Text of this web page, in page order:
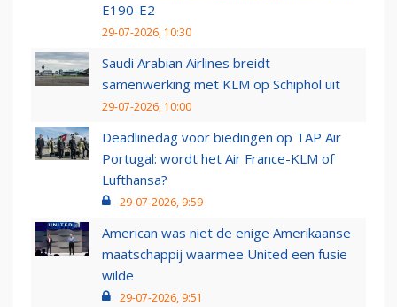
E190-E2
29-07-2026, 10:30
Saudi Arabian Airlines breidt
samenwerking met KLM op Schiphol uit
29-07-2026, 10:00
Deadlinedag voor biedingen op TAP Air
Portugal: wordt het Air France-KLM of
Lufthansa?
29-07-2026, 9:59
American was niet de enige Amerikaanse
maatschappij waarmee United een fusie
wilde
29-07-2026, 9:51